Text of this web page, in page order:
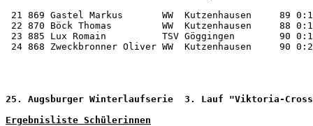
21 869 Gastel Markus       WW  Kutzenhausen     89
22 870 Böck Thomas         WW  Kutzenhausen     88
23 885 Lux Romain          TSV Göggingen        90
24 868 Zweckbronner Oliver WW  Kutzenhausen     90
25. Augsburger Winterlaufserie  3. Lauf "Viktoria-
Ergebnisliste Schülerinnen